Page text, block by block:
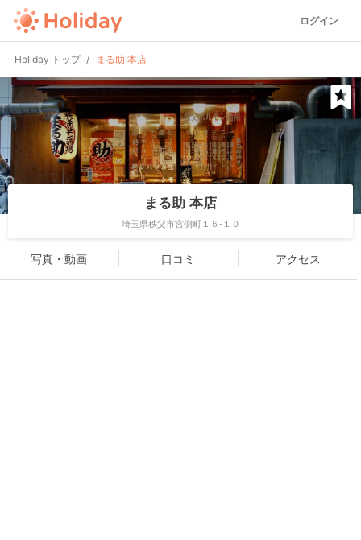
ログイン
Holiday トップ まる助 本店
まる助 本店
埼玉県秩父市宮側町１５-１０
写真・動画 口コミ アクセス